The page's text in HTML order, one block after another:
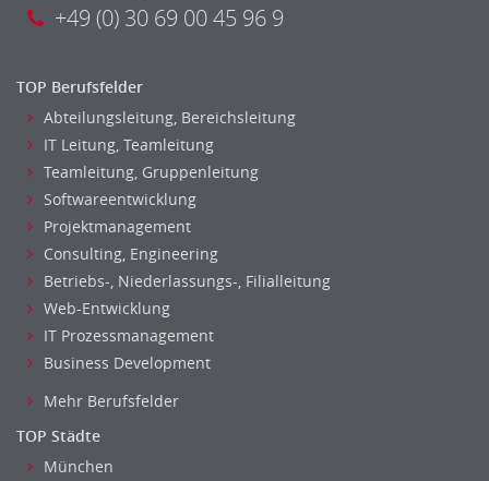
+49 (0) 30 69 00 45 96 9
TOP Berufsfelder
Abteilungsleitung, Bereichsleitung
IT Leitung, Teamleitung
Teamleitung, Gruppenleitung
Softwareentwicklung
Projektmanagement
Consulting, Engineering
Betriebs-, Niederlassungs-, Filialleitung
Web-Entwicklung
IT Prozessmanagement
Business Development
Mehr Berufsfelder
TOP Städte
München